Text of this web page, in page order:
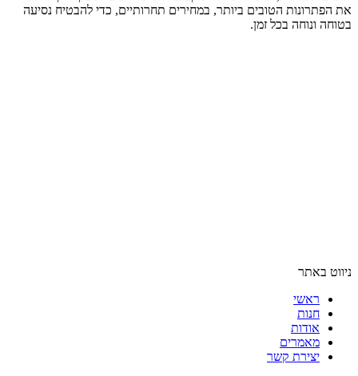
את הפתרונות הטובים ביותר, במחירים תחרותיים, כדי להבטיח נסיעה
בטוחה ונוחה בכל זמן.
ניווט באתר
ראשי
חנות
אודות
מאמרים
יצירת קשר